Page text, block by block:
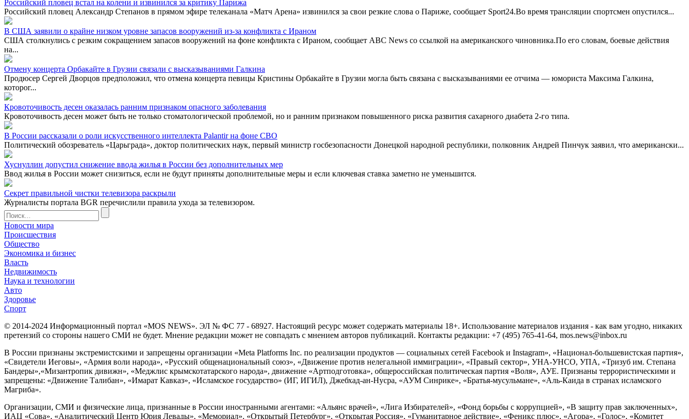
Российский пловец встал на колени и извинился за критику Парижа
Российский пловец Александр Степанов в прямом эфире телеканала «Матч Арена» извинился за свои резкие слова о Париже, сообщает Sport24.Во время трансляции спортсмен опустился...
В США заявили о крайне низком уровне запасов вооружений из-за конфликта с Ираном
США столкнулись с резким сокращением запасов вооружений на фоне конфликта с Ираном, сообщает ABC News со ссылкой на американского чиновника.По его словам, боевые действия
на...
Отмену концерта Орбакайте в Грузии связали с высказываниями Галкина
Продюсер Сергей Дворцов предположил, что отмена концерта певицы Кристины Орбакайте в Грузии могла быть связана с высказываниями ее отчима — юмориста Максима Галкина,
которог...
Кровоточивость десен оказалась ранним признаком опасного заболевания
Кровоточивость десен может быть не только стоматологической проблемой, но и ранним признаком повышенного риска развития сахарного диабета 2-го типа.
В России рассказали о роли искусственного интеллекта Palantir на фоне СВО
Политический обозреватель «Царьграда», доктор политических наук, первый министр госбезопасности Донецкой народной республики, полковник Андрей Пинчук заявил, что американски...
Хуснуллин допустил снижение ввода жилья в России без дополнительных мер
Ввод жилья в России может снизиться, если не будут приняты дополнительные меры и если ключевая ставка заметно не уменьшится.
Секрет правильной чистки телевизора раскрыли
Журналисты портала BGR перечислили правила ухода за телевизором.
Новости мира
Происшествия
Общество
Экономика и бизнес
Власть
Недвижимость
Наука и технологии
Авто
Здоровье
Спорт
© 2014-2024 Информационный портал «MOS NEWS». ЭЛ № ФС 77 - 68927. Настоящий ресурс может содержать материалы 18+. Использование материалов издания - как вам угодно, никаких
претензий со стороны нашего СМИ не будет. Мнение редакции может не совпадать с мнением авторов публикаций. Контакты редакции: +7 (495) 765-41-64, mos.news@inbox.ru
В России признаны экстремистскими и запрещены организации «Meta Platforms Inc. по реализации продуктов — социальных сетей Facebook и Instagram», «Национал-большевистская партия»,
«Свидетели Иеговы», «Армия воли народа», «Русский общенациональный союз», «Движение против нелегальной иммиграции», «Правый сектор», УНА-УНСО, УПА, «Тризуб им. Степана
Бандеры»,«Мизантропик дивижн», «Меджлис крымскотатарского народа», движение «Артподготовка», общероссийская политическая партия «Воля», АУЕ. Признаны террористическими и
запрещены: «Движение Талибан», «Имарат Кавказ», «Исламское государство» (ИГ, ИГИЛ), Джебхад-ан-Нусра, «АУМ Синрике», «Братья-мусульмане», «Аль-Каида в странах исламского
Магриба».
Организации, СМИ и физические лица, признанные в России иностранными агентами: «Альянс врачей», «Лига Избирателей», «Фонд борьбы с коррупцией», «В защиту прав заключенных»,
ИАЦ «Сова», «Аналитический Центр Юрия Левады», «Мемориал», «Открытый Петербург», «Открытая Россия», «Гуманитарное действие», «Феникс плюс», «Агора», «Голос», «Комитет